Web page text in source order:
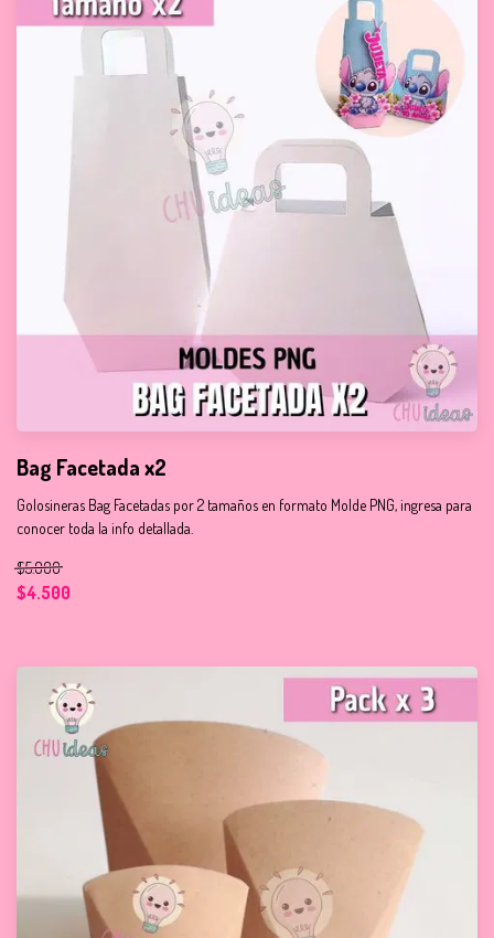
Bag Facetada x2
Golosineras Bag Facetadas por 2 tamaños en formato Molde PNG, ingresa para
conocer toda la info detallada.
$5.000
$4.500